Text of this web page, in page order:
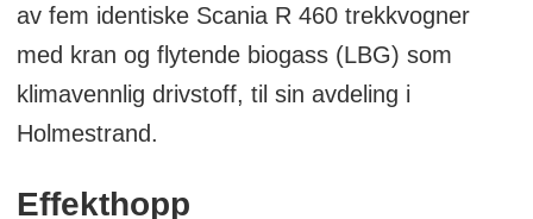
av fem identiske Scania R 460 trekkvogner
med kran og flytende biogass (LBG) som
klimavennlig drivstoff, til sin avdeling i
Holmestrand.
Effekthopp